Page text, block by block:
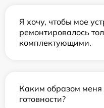
Я хочу, чтобы мое
ремонтировалось
комплектующими.
Каким образом меня
готовности?